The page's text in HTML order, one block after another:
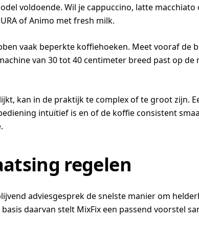
voldoende. Wil je cappuccino, latte
of Animo met fresh milk.
vaak beperkte koffiehoeken. Meet vooraf de
van 30 tot 40 centimeter breed past op
kan in de praktijk te complex of te groot zijn.
intuïtief is en of de koffie consistent
regelen
adviesgesprek de snelste manier om
daarvan stelt MixFix een passend voorstel